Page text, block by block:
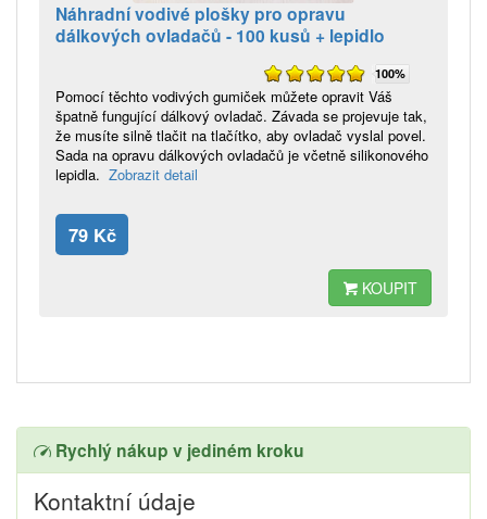
Náhradní vodivé plošky pro opravu
dálkových ovladačů - 100 kusů + lepidlo
100%
Pomocí těchto vodivých gumiček můžete opravit Váš
špatně fungující dálkový ovladač. Závada se projevuje tak,
že musíte silně tlačit na tlačítko, aby ovladač vyslal povel.
Sada na opravu dálkových ovladačů je včetně silikonového
lepidla. Zobrazit detail
79 Kč
KOUPIT
Rychlý nákup v jediném kroku
Kontaktní údaje